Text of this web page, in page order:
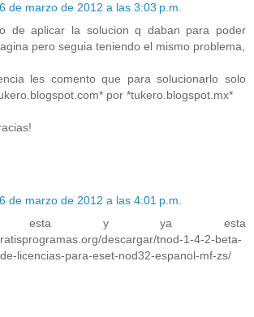
de marzo de 2012 a las 3:03 p.m.
de aplicar la solucion q daban para poder
pero seguia teniendo el mismo problema,
les comento que para solucionarlo solo
por *tukero.blogspot.mx*
de marzo de 2012 a las 4:01 p.m.
esta y ya esta
descargar/tnod-1-4-2-beta-
licencias-para-eset-nod32-espanol-mf-zs/